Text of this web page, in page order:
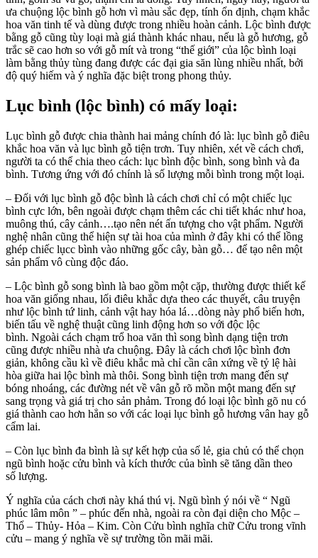
ưa chuộng lộc bình gỗ hơn vì màu sắc đẹp, tính ổn định, chạm khắc
hoa văn tinh tế và dùng được trong nhiều hoàn cảnh. Lộc bình được
bằng gỗ cũng tùy loại mà giá thành khác nhau, nếu là gỗ hương, gỗ
trắc sẽ cao hơn so với gỗ mít và trong “thế giới” của lộc bình loại
làm bằng thủy tùng đang được các đại gia săn lùng nhiều nhất, bởi
độ quý hiếm và ý nghĩa đặc biệt trong phong thủy.
Lục bình (lộc bình) có mấy loại:
Lục bình gỗ được chia thành hai mảng chính đó là: lục bình gỗ điêu
khắc hoa văn và lục bình gỗ tiện trơn. Tuy nhiên, xét về cách chơi,
người ta có thể chia theo cách: lục bình độc bình, song bình và đa
bình. Tương ứng với đó chính là số lượng mỗi bình trong một loại.
– Đối với lục bình gỗ độc bình là cách chơi chỉ có một chiếc lục
bình cực lớn, bên ngoài được chạm thêm các chi tiết khác như hoa,
muông thú, cây cảnh….tạo nên nét ấn tượng cho vật phẩm. Người
nghệ nhân cũng thể hiện sự tài hoa của mình ở đây khi có thể lồng
ghép chiếc lụcc bình vào những gốc cây, bàn gỗ… để tạo nên một
sản phẩm vô cùng độc đáo.
– Lộc bình gỗ song bình là bao gồm một cặp, thường được thiết kế
hoa văn giống nhau, lối điêu khắc dựa theo các thuyết, câu truyện
như lộc bình tứ linh, cảnh vật hay hóa lá…dòng này phổ biến hơn,
biến tấu về nghệ thuật cũng linh động hơn so với độc lộc
bình. Ngoài cách chạm trổ hoa văn thì song bình dạng tiện trơn
cũng được nhiều nhà ưa chuộng. Đây là cách chơi lộc bình đơn
giản, không cầu kì về điêu khắc mà chỉ cần cân xứng về tỷ lệ hài
hòa giữa hai lộc bình mà thôi. Song bình tiện trơn mang đến sự
bóng nhoáng, các đường nét về vân gỗ rõ mồn một mang đến sự
sang trọng và giá trị cho sản phảm. Trong đó loại lộc bình gõ nu có
giá thành cao hơn hẳn so với các loại lục bình gỗ hương vân hay gỗ
cẩm lai.
– Còn lục bình đa bình là sự kết hợp của số lẻ, gia chủ có thể chọn
ngũ bình hoặc cửu bình và kích thước của bình sẽ tăng dần theo
số lượng.
Ý nghĩa của cách chơi này khá thú vị. Ngũ bình ý nói về “ Ngũ
phúc lâm môn ” – phúc đến nhà, ngoài ra còn đại diện cho Mộc –
Thổ – Thủy- Hỏa – Kim. Còn Cửu bình nghĩa chữ Cửu trong vĩnh
cửu – mang ý nghĩa về sự trường tồn mãi mãi.